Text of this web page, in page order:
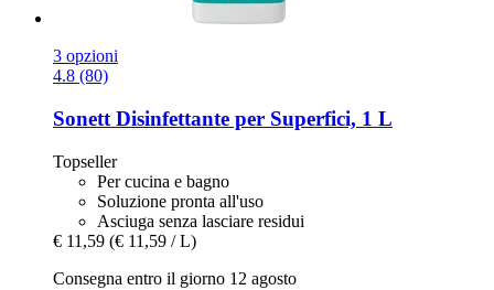
3 opzioni
4.8 (80)
Sonett Disinfettante per Superfici, 1 L
Topseller
Per cucina e bagno
Soluzione pronta all'uso
Asciuga senza lasciare residui
€ 11,59 (€ 11,59 / L)
Consegna entro il giorno 12 agosto